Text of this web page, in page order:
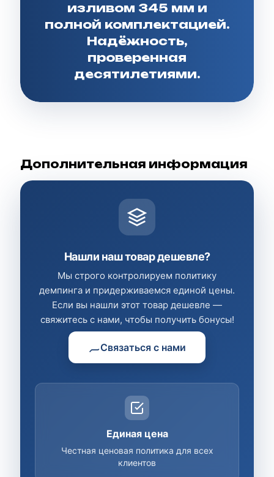
изливом 345 мм и
полной комплектацией.
Надёжность,
проверенная
десятилетиями.
Дополнительная информация
Нашли наш товар дешевле?
Мы строго контролируем политику
демпинга и придерживаемся единой цены.
Если вы нашли этот товар дешевле —
свяжитесь с нами, чтобы получить бонусы!
Связаться с нами
Единая цена
Честная ценовая политика для всех
клиентов